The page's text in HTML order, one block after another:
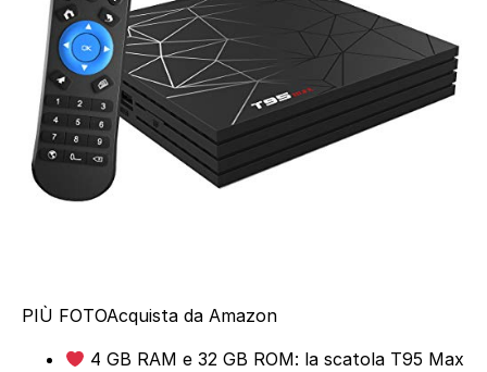
PIÙ FOTOAcquista da Amazon
4 GB RAM e 32 GB ROM: la scatola T95 Max